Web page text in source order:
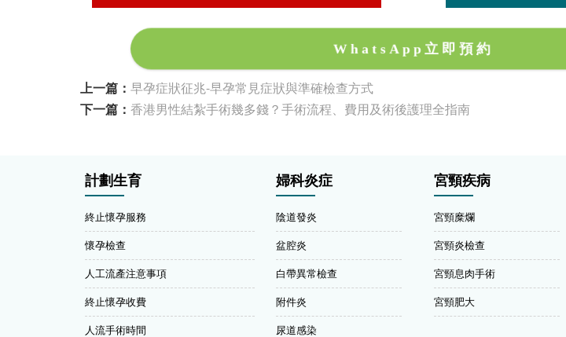
WhatsApp立即預約
上一篇： 早孕症狀征兆-早孕常見症狀與準確檢查方式
下一篇： 香港男性結紮手術幾多錢？手術流程、費用及術後護理全指南
計劃生育
終止懷孕服務
懷孕檢查
人工流產注意事項
終止懷孕收費
人流手術時間
婦科炎症
陰道發炎
盆腔炎
白帶異常檢查
附件炎
尿道感染
宮頸疾病
宮頸糜爛
宮頸炎檢查
宮頸息肉手術
宮頸肥大